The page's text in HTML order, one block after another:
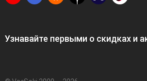
Узнавайте первыми о скидках и